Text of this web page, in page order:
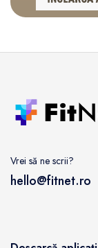
Vrei să ne scrii?
hello@fitnet.ro